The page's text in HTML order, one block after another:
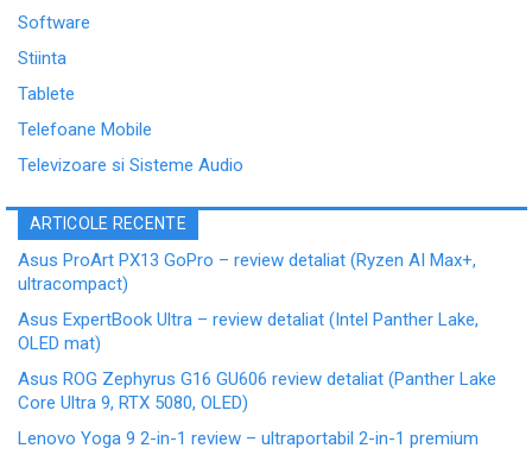
Software
Stiinta
Tablete
Telefoane Mobile
Televizoare si Sisteme Audio
ARTICOLE RECENTE
Asus ProArt PX13 GoPro – review detaliat (Ryzen AI Max+,
ultracompact)
Asus ExpertBook Ultra – review detaliat (Intel Panther Lake,
OLED mat)
Asus ROG Zephyrus G16 GU606 review detaliat (Panther Lake
Core Ultra 9, RTX 5080, OLED)
Lenovo Yoga 9 2-in-1 review – ultraportabil 2-in-1 premium